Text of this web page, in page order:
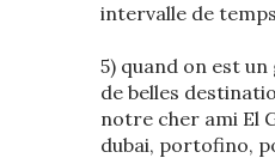
intervalle de
5) quand on est
de belles
notre cher ami El
dubai, portofino,